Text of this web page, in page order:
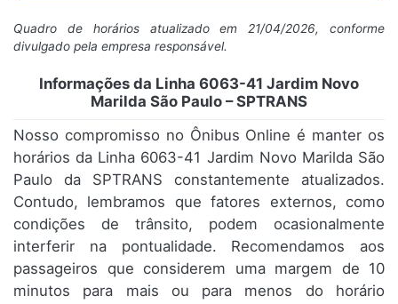
Quadro de horários atualizado em 21/04/2026, conforme
divulgado pela empresa responsável.
Informações da Linha 6063-41 Jardim Novo
Marilda São Paulo – SPTRANS
Nosso compromisso no Ônibus Online é manter os
horários da Linha 6063-41 Jardim Novo Marilda São
Paulo da SPTRANS constantemente atualizados.
Contudo, lembramos que fatores externos, como
condições de trânsito, podem ocasionalmente
interferir na pontualidade. Recomendamos aos
passageiros que considerem uma margem de 10
minutos para mais ou para menos do horário